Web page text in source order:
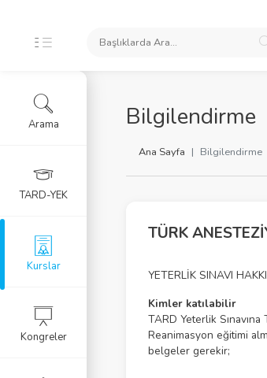
Bilgilendirme
Ana Sayfa Bilgilendirme
TÜRK
YETERLİK SINAVI
Kimler katılabilir
TARD Yeterlik
Reanimasyon eğitimi
belgeler gerekir;
Arama
TARD-YEK
Kurslar
Kongreler
Kursu